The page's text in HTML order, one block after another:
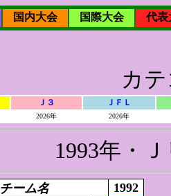
国内大会 国際大会 代表
カ
Ｊ３ ＪＦＬ
2026年 2026年
1993年・
チーム名
1992